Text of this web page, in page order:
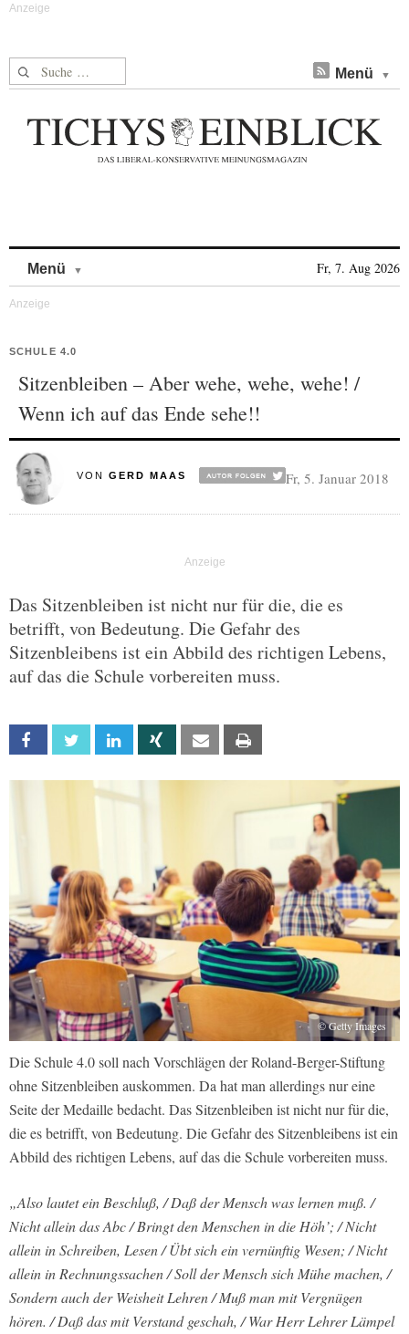
Suche nach: Menü
Menü Fr, 7. Aug 2026
SCHULE 4.0
Sitzenbleiben – Aber wehe, wehe, wehe! /
Wenn ich auf das Ende sehe!!
VON GERD MAAS Fr, 5. Januar 2018
Das Sitzenbleiben ist nicht nur für die, die es
betrifft, von Bedeutung. Die Gefahr des
Sitzenbleibens ist ein Abbild des richtigen Lebens,
auf das die Schule vorbereiten muss.
Facebook Twitter Linkedin Xing Email
© Getty Images
Die Schule 4.0 soll nach Vorschlägen der Roland-Berger-Stiftung
ohne Sitzenbleiben auskommen. Da hat man allerdings nur eine
Seite der Medaille bedacht. Das Sitzenbleiben ist nicht nur für die,
die es betrifft, von Bedeutung. Die Gefahr des Sitzenbleibens ist ein
Abbild des richtigen Lebens, auf das die Schule vorbereiten muss.
„Also lautet ein Beschluß, / Daß der Mensch was lernen muß. /
Nicht allein das Abc / Bringt den Menschen in die Höh’; / Nicht
allein in Schreiben, Lesen / Übt sich ein vernünftig Wesen; / Nicht
allein in Rechnungssachen / Soll der Mensch sich Mühe machen, /
Sondern auch der Weisheit Lehren / Muß man mit Vergnügen
hören. / Daß das mit Verstand geschah, / War Herr Lehrer Lämpel